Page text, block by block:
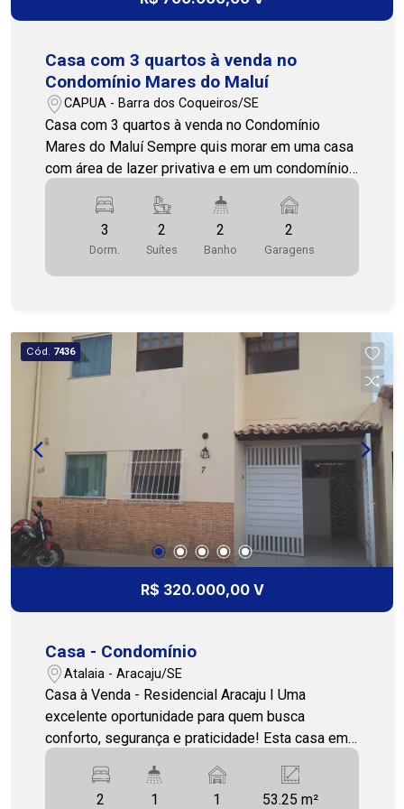
Premium Imobiliária - PJ 208 (79) 3231.3231
Casa com 3 quartos à venda no
Condomínio Mares do Maluí
CAPUA - Barra dos Coqueiros/SE
Casa com 3 quartos à venda no Condomínio
Mares do Maluí Sempre quis morar em uma casa
com área de lazer privativa e em um condomínio
completo? Esta é a sua oportunidade! Casa com
3 quartos, 2 banheiros, sala aconchegante,
lavabo, varanda e cozinha funcional, além de área
de serviço. O imóvel conta ainda com um
excelente espaço externo, incluindo quintal e
Na parte interna, os ambientes são bem
distribuídos e confortáveis, proporcionando
praticidade no dia a dia e um espaço ideal para
condomínio oferece uma infraestrutura completa,
com brinquedoteca, salão de festas, salão de
jogos, piscina adulto e infantil, campo de futebol,
parque infantil, academia e espaço gourmet ?
perfeito para aproveitar bons momentos com
amigos e familiares. Ideal para quem busca
conforto, segurança e qualidade de vida em um
Cohab Premium Imobiliária PJ 208. (79) 3231-
3
Dorm.
2
Suítes
2
Banho
2
Garagens
Cód. 7436
R$ 320.000,00 V
Casa - Condomínio
Atalaia - Aracaju/SE
Casa à Venda - Residencial Aracaju I Uma
excelente oportunidade para quem busca
conforto, segurança e praticidade! Esta casa em
condomínio possui dois pavimentos e ambientes
bem distribuídos, ideal para o dia a dia. Conta
com 2 quartos (sendo um com closet), banheiro
2 1 1 53.25 m²